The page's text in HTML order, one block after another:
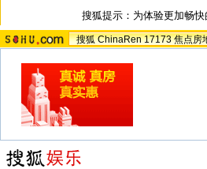
搜狐提示：为体验更加畅
搜狐 ChinaRen 17173 焦点房